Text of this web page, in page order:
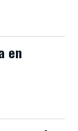
en